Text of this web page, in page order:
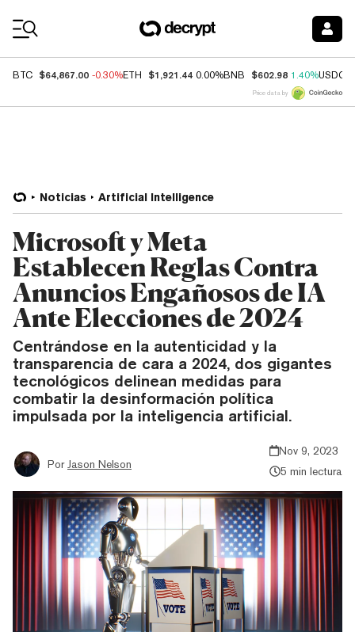
BTC $64,867.00 -0.30%ETH $1,921.44 0.00%BNB $602.98 1.40%USDC
Price data by
Noticias Artificial Intelligence
Microsoft y Meta
Establecen Reglas Contra
Anuncios Engañosos de IA
Ante Elecciones de 2024
Centrándose en la autenticidad y la
transparencia de cara a 2024, dos gigantes
tecnológicos delinean medidas para
combatir la desinformación política
impulsada por la inteligencia artificial.
Por Jason Nelson
Nov 9, 2023
5 min lectura